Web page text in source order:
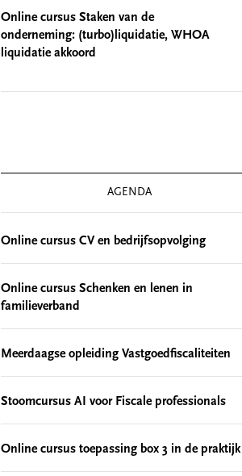
Online cursus Staken van de
onderneming: (turbo)liquidatie, WHOA
liquidatie akkoord
AGENDA
Online cursus CV en bedrijfsopvolging
Online cursus Schenken en lenen in
familieverband
Meerdaagse opleiding Vastgoedfiscaliteiten
Stoomcursus AI voor Fiscale professionals
Online cursus toepassing box 3 in de praktijk